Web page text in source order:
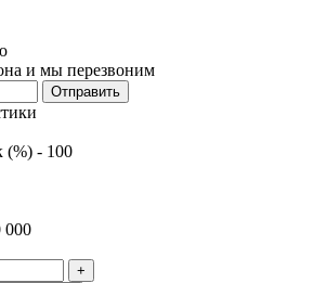
и мы перезвоним
Отправить
(%) - 100
000
+